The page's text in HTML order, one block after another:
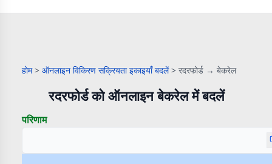
होम > ऑनलाइन विकिरण सक्रियता इकाइयाँ बदलें > रदरफोर्ड → बेकरेल
रदरफोर्ड को ऑनलाइन बेकरेल में बदलें
परिणाम